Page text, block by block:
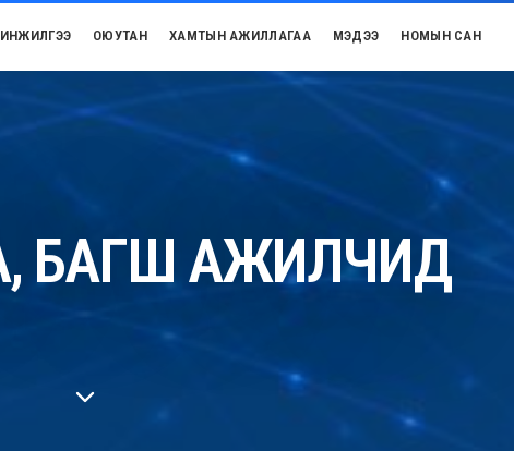
ОЮУТАН ХАМТЫН АЖИЛЛАГАА МЭДЭЭ НОМЫН САН
БАГШ АЖИЛЧИД